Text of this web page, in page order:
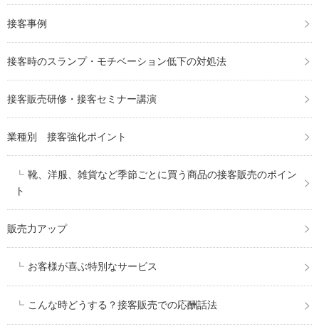
接客事例
接客時のスランプ・モチベーション低下の対処法
接客販売研修・接客セミナー講演
業種別 接客強化ポイント
靴、洋服、雑貨など季節ごとに買う商品の接客販売のポイン
ト
販売力アップ
お客様が喜ぶ特別なサービス
こんな時どうする？接客販売での応酬話法